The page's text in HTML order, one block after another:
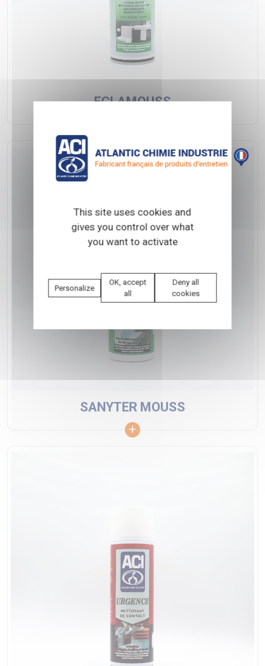
ECLAMOUSS
SANYTER MOUSS
This site uses cookies and
gives you control over what
you want to activate
Personalize
OK, accept
all
Deny all
cookies